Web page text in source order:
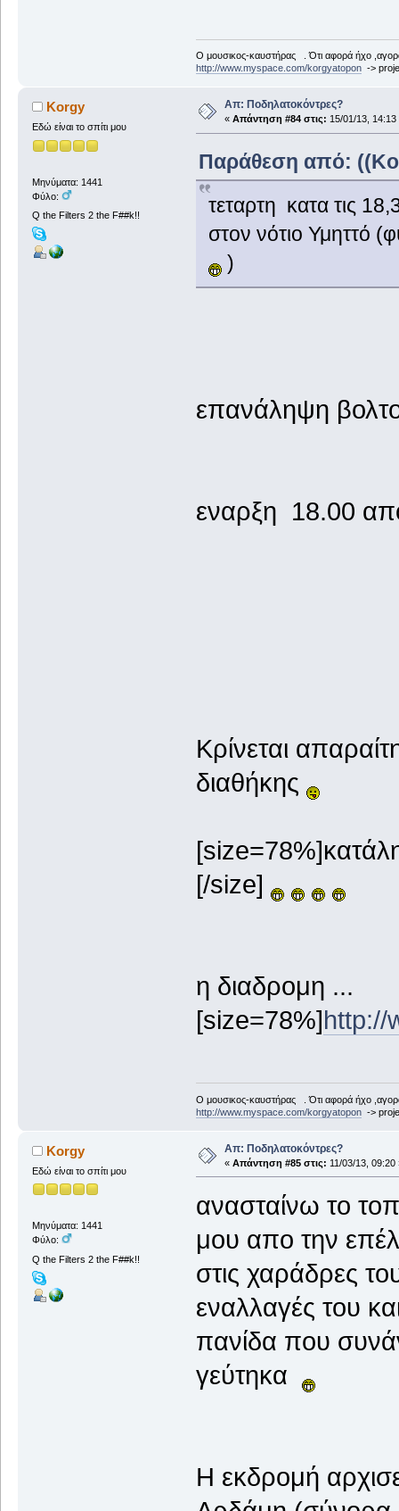
Ο μουσικος-καυστήρας . Ότι αφορά ήχο
http://www.myspace.com/korgyatopon->
Korgy
Εδώ είναι το σπίτι μου
Μηνύματα: 1441
Φύλο:
Q the Filters 2 the F##k!!
Απ: Ποδηλατοκόντρες?
« Απάντηση #84 στις: 15/01/13, 14:13
Παράθεση από:
τεταρτη κατα τις
στον νότιο Υμηττό
)
επανάληψη
εναρξη 18.00
Κρίνεται
διαθήκης
[/size]
η διαδρομη ...
[size=78%] http://
Ο μουσικος-καυστήρας . Ότι αφορά ήχο
http://www.myspace.com/korgyatopon->
Korgy
Εδώ είναι το σπίτι μου
Μηνύματα: 1441
Φύλο:
Q the Filters 2 the F##k!!
Απ: Ποδηλατοκόντρες?
« Απάντηση #85 στις: 11/03/13, 09:20
ανασταίνω το
μου απο την
στις χαράδρες
εναλλαγές του
πανίδα που
γεύτηκα
Η εκδρομή